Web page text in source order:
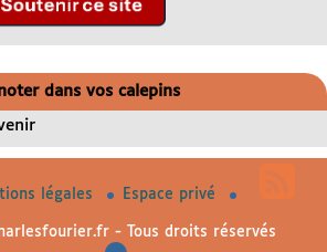
dans vos calepins
légales Espace privé
- Tous droits réservés